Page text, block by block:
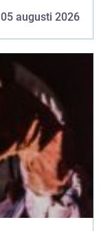
05 augusti 2026